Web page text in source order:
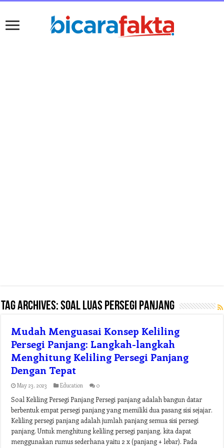
Tag Archives:soal luas persegi panjang
Mudah Menguasai Konsep Keliling
Persegi Panjang: Langkah-langkah
Menghitung Keliling Persegi Panjang
Dengan Tepat
May 23, 2023 Education 0
Soal Keliling Persegi Panjang Persegi panjang adalah bangun datar
berbentuk empat persegi panjang yang memiliki dua pasang sisi sejajar.
Keliling persegi panjang adalah jumlah panjang semua sisi persegi
panjang. Untuk menghitung keliling persegi panjang, kita dapat
menggunakan rumus sederhana yaitu 2 x (panjang + lebar). Pada